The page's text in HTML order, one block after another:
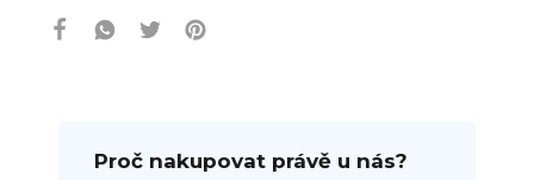
Proč nakupovat právě u nás?